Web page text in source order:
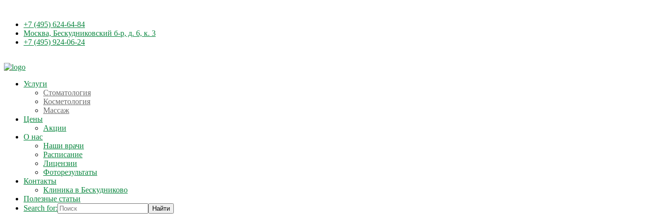
+7 (495) 624-64-84
Москва, Бескудниковский б-р, д. 6, к. 3
+7 (495) 924-06-24
Услуги
Стоматология
Косметология
Массаж
Цены
Акции
О нас
Наши врачи
Расписание
Лицензии
Фоторезультаты
Контакты
Клиника в Бескудниково
Полезные статьи
Search for: